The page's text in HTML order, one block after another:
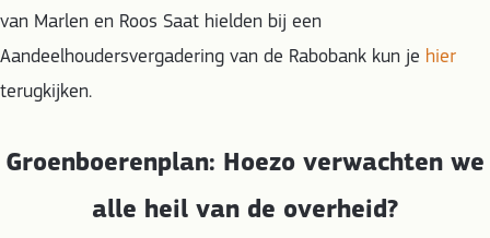
van Marlen en Roos Saat hielden bij een
Aandeelhouders­vergadering van de Rabobank kun je hier
terugkijken.
Groenboerenplan: Hoezo verwachten we
alle heil van de overheid?